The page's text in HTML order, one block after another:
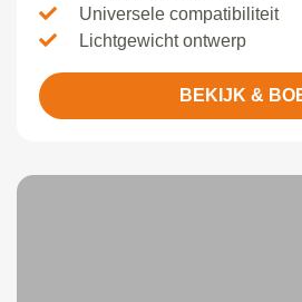
Universele compatibiliteit
Lichtgewicht ontwerp
BEKIJK &